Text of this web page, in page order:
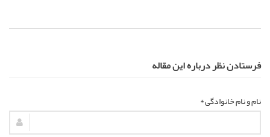
فرستادن نظر درباره این مقاله
نام و نام خانوادگی *